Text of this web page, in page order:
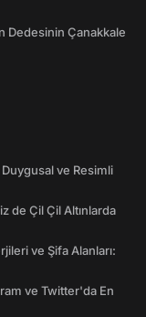
Dedesinin Çanakkale
ve Resimli
de Çil Çil Altınlarda
ve Şifa Alanları:
ve Twitter'da En